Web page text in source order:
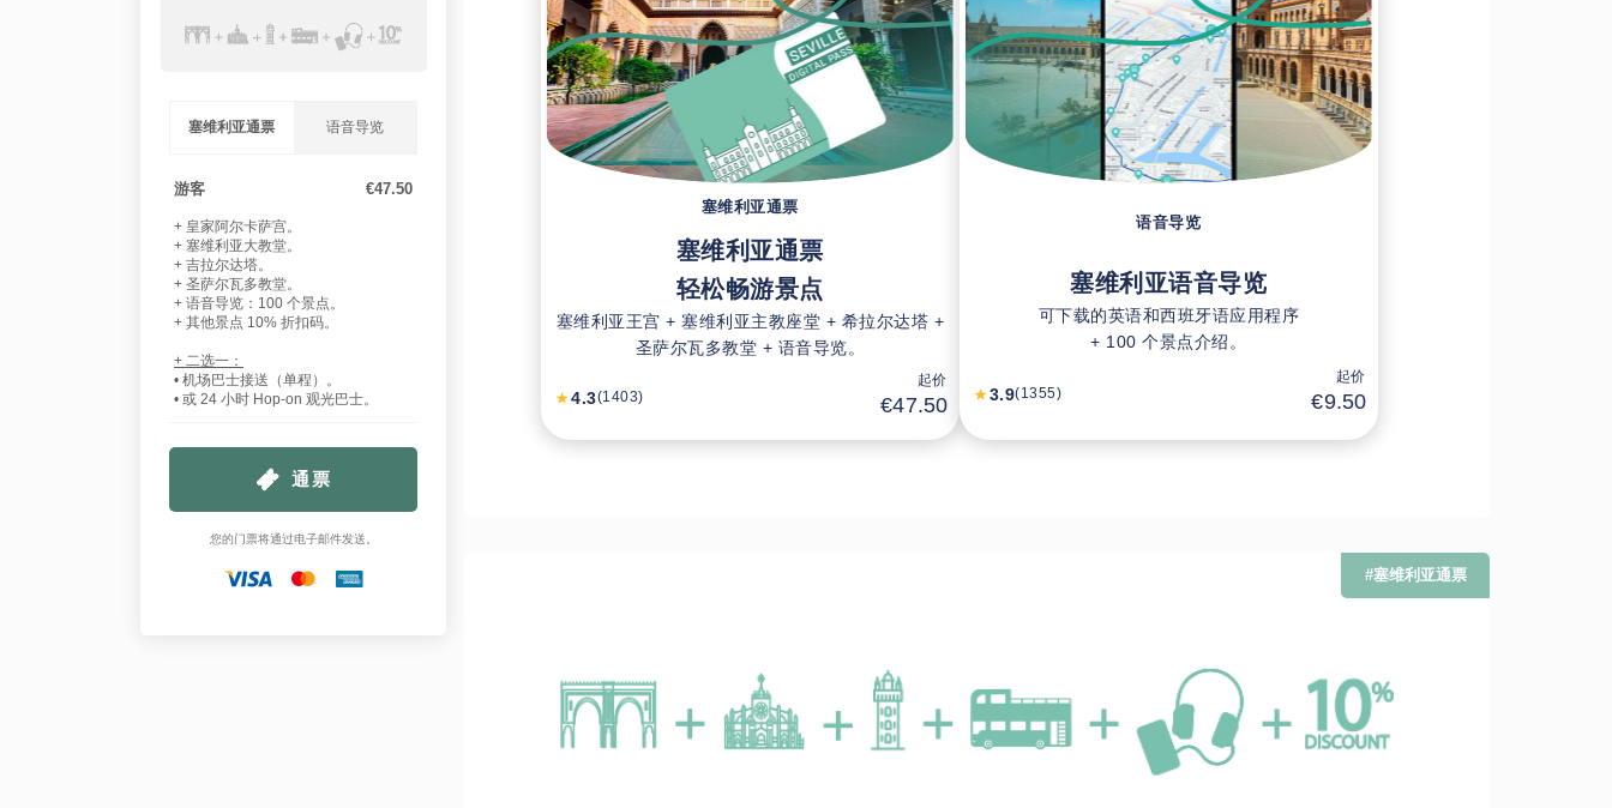
塞维利亚通票 语音导览
游客 €47.50
+ 皇家阿尔卡萨宫。
+ 塞维利亚大教堂。
+ 吉拉尔达塔。
+ 圣萨尔瓦多教堂。
+ 语音导览：100 个景点。
+ 其他景点 10% 折扣码。
+ 二选一：
• 机场巴士接送（单程）。
• 或 24 小时 Hop-on 观光巴士。
通票
您的门票将通过电子邮件发送。
塞维利亚通票
塞维利亚通票
轻松畅游景点
塞维利亚王宫 + 塞维利亚主教座堂 + 希拉尔达塔 +
圣萨尔瓦多教堂 + 语音导览。
4.3(1403)
起价
€47.50
语音导览
塞维利亚语音导览
可下载的英语和西班牙语应用程序
+ 100 个景点介绍。
3.9(1355)
起价
€9.50
#塞维利亚通票